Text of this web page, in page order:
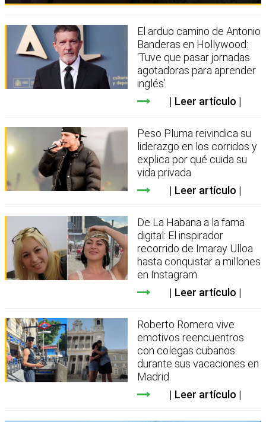
El arduo camino de Antonio
Banderas en Hollywood:
‘Tuve que pasar jornadas
agotadoras para aprender
inglés’
Leer artículo
Peso Pluma reivindica su
liderazgo en los corridos y
explica por qué cuida su
vida privada
Leer artículo
De La Habana a la fama
digital: El inspirador
recorrido de Imaray Ulloa
hasta conquistar a millones
en Instagram
Leer artículo
Roberto Romero vive
emotivos reencuentros
con colegas cubanos
durante sus vacaciones en
Madrid
Leer artículo